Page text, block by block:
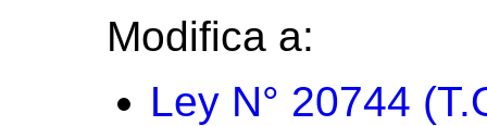
Modifica a:
Ley N° 20744